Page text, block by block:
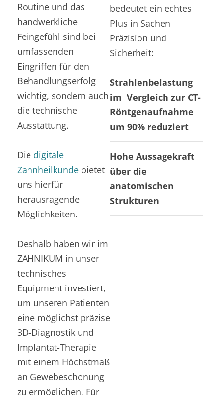
Routine und das
handwerkliche
Feingefühl sind bei
umfassenden
Eingriffen für den
Behandlungserfolg
wichtig, sondern auch
die technische
Ausstattung.
Die digitale
Zahnheilkunde bietet
uns hierfür
herausragende
Möglichkeiten.
Deshalb haben wir im
ZAHNIKUM in unser
technisches
Equipment investiert,
um unseren Patienten
eine möglichst präzise
3D-Diagnostik und
Implantat-Therapie
mit einem Höchstmaß
an Gewebeschonung
zu ermöglichen. Für
bedeutet ein echtes
Plus in Sachen
Präzision und
Sicherheit:
Strahlenbelastung
im Vergleich zur CT-
Röntgenaufnahme
um 90% reduziert
Hohe Aussagekraft
über die
anatomischen
Strukturen